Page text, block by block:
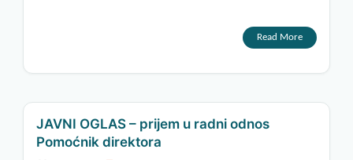
Read More
JAVNI OGLAS – prijem u radni odnos
Pomoćnik direktora